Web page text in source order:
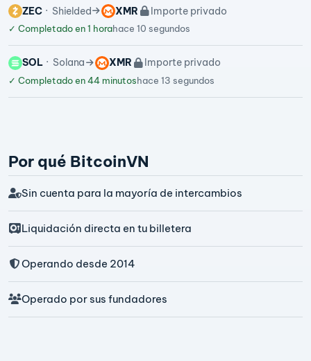
ZEC Shielded XMR Importe privado
✓ Completado en 1 horahace 10 segundos
SOL Solana XMR Importe privado
✓ Completado en 44 minutoshace 13 segundos
Por qué BitcoinVN
Sin cuenta para la mayoría de intercambios
Liquidación directa en tu billetera
Operando desde 2014
Operado por sus fundadores